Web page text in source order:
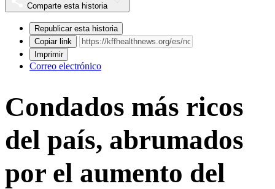
Comparte esta historia
Republicar esta historia
Copiar link
Imprimir
Correo electrónico
Condados más ricos
del país, abrumados
por el aumento del